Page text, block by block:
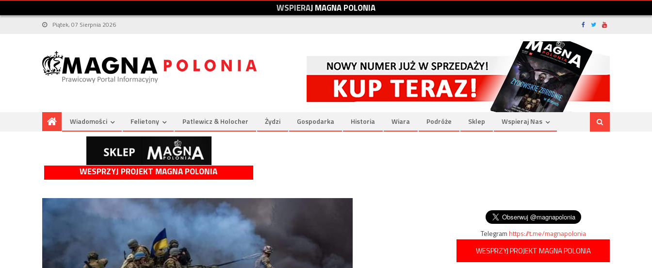
WSPIERAJMAGNAPOLONIA
Piątek, 07 Sierpnia 2026
Wiadomości Felietony Patlewicz & Holocher Żydzi Gospodarka Historia Wiara Podróże Sklep Wspieraj Nas
WESPRZYJ PROJEKT MAGNA POLONIA
Telegramhttps://t.me/magnapolonia
WESPRZYJ PROJEKT MAGNA POLONIA